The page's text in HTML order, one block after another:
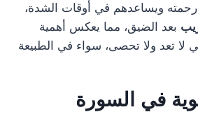
ويساعدهم في أوقات الشدة،
بعد الضيق، مما يعكس أهمية
لا تعد ولا تحصى، سواء في الطبيعة
في السورة